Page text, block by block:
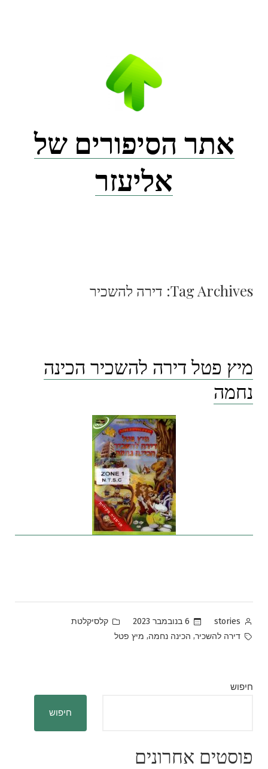
אתר הסיפורים של
אליעזר
Tag Archives: דירה להשכיר
מיץ פטל דירה להשכיר הכינה
נחמה
Posted
by
stories 6 בנובמבר 2023
Posted
קלסיקלטת
Tags:
דירה להשכיר, הכינה נחמה, מיץ פטל
חיפוש
חיפוש
פוסטים אחרונים